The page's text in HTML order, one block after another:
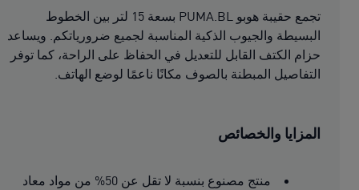
تجمع حقيبة هوبو PUMA.BL بسعة 15 لتر بين الخطوط
البسيطة والجيوب الذكية المناسبة لجميع ضرورياتكم. ويساعد
حزام الكتف القابل للتعديل في الحفاظ على الراحة، كما توفر
التفاصيل المبطنة بالصوف مكانًا ناعمًا لوضع الهاتف.
المزايا والخصائص
منتج مصنوع بنسبة لا تقل عن 50% من مواد معاد